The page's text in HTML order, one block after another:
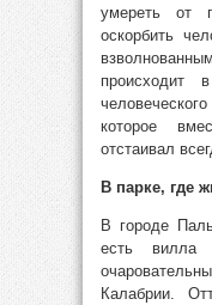
умереть от
оскорбить
которое
отстаивал
В парке, где
В городе
есть вилла
Калабрии.